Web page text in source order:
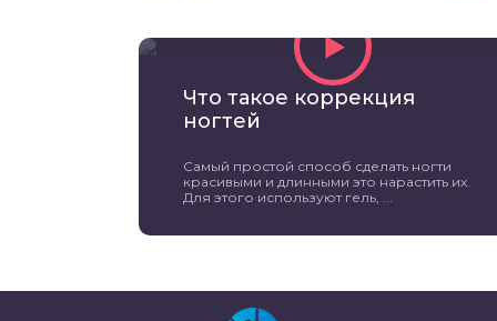
Что такое коррекция
ногтей
Самый простой способ сделать ногти
красивыми и длинными это нарастить их.
Для этого используют гель, ...